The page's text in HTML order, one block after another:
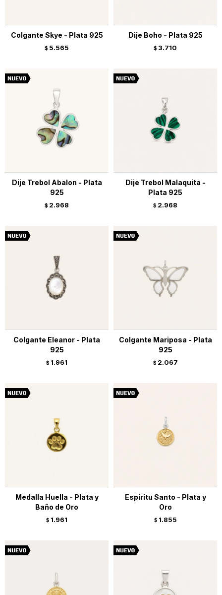
Colgante Skye - Plata 925
$ 5.565
Dije Boho - Plata 925
$ 3.710
Dije Trebol Abalon - Plata
925
$ 2.968
Dije Trebol Malaquita -
Plata 925
$ 2.968
Colgante Eleanor - Plata
925
$ 1.961
Colgante Mariposa - Plata
925
$ 2.067
Medalla Huella - Plata y
Baño de Oro
$ 1.961
Espíritu Santo - Plata y
Oro
$ 1.855